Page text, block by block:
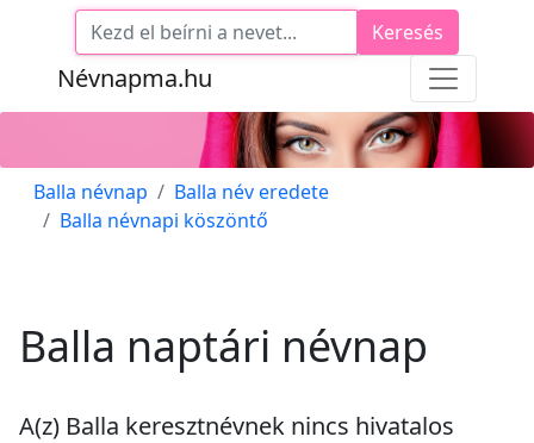
Névnapma.hu
Keresés
Balla névnap
Balla név eredete
Balla névnapi köszöntő
Balla naptári névnap
A(z) Balla keresztnévnek nincs hivatalos